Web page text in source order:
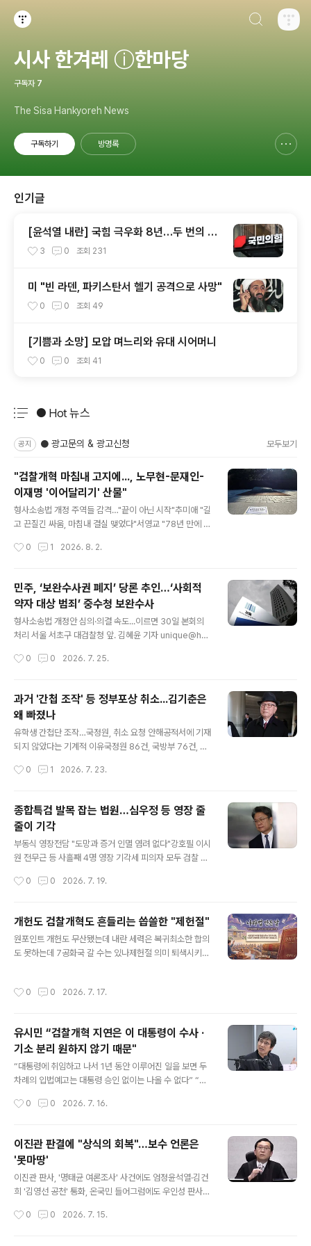
시사 한겨레 ⓘ한마당
구독자 7
The Sisa Hankyoreh News
구독하기 방명록
인기글
[윤석열 내란] 국힘 극우화 8년…두 번의 총
선 참패와 윤석열이 ‘폭주 기폭제’
3 0 조회 231
미 "빈 라덴, 파키스탄서 헬기 공격으로 사망"
0 0 조회 49
[기쁨과 소망] 모압 며느리와 유대 시어머니
0 0 조회 41
● Hot 뉴스
공지 ● 광고문의 & 광고신청 모두보기
"검찰개혁 마침내 고지에..., 노무현-문재인-
이재명 '이어달리기' 산물"
형사소송법 개정 주역들 감격…"끝이 아닌 시작"추미애 "길
고 끈질긴 싸움, 마침내 결실 맺었다"서영교 "78년 만에 새
의 종말 선언"김용민, 봉하마을 노무현 묘역 찾아 "숙제 끝
의위원회 등 한 발짝 더 나갈 것"민주, 후속 조치 포함 3일
'대국민 보고회' 예정 더불어민주당 김용민 의원이 1일 경
남 김해시 봉하마을 노무현 전 대통령 묘역 앞에 놓은 형사
소송법 개정안. 사진=김 의원 페이스북 혁명보다 어렵다는
찰개혁이 단계적 입법 과정을 밟아 마침내 검사의 수사권
0 1 2026. 8. 2.
민주, ‘보완수사권 폐지’ 당론 추인…‘사회적
약자 대상 범죄’ 중수청 보완수사
형사소송법 개정안 심의·의결 속도...이르면 30일 본회의
처리 서울 서초구 대검찰청 앞. 김혜윤 기자 unique@han
완수사권 폐지를 뼈대로 하는 형사소송법 개정안을 당론으
를 열어 이렇게 결정했다고 이주희 원내대변인이 기자들을
만나 전했다. 개정안에는 검사의 보완수사권을 폐지하는
등 직접 수사 금지 원칙이 포함된다. 피해자 보호 수단 강
화, 수사기관 견제 강화책도 담긴다. 사회적 약자를 대상으
로 하는 7대 범죄에 대해서는 개별법상 검찰 송치를 사실
죄에 한해서만 경찰이 수사한 뒤 검찰에..
0 0 2026. 7. 25.
과거 '간첩 조작' 등 정부포상 취소...김기춘은
왜 빠졌나
유학생 간첩단 조작…국정원, 취소 요청 안해공적서에 기재
되지 않았다는 기계적 이유국정원 86건, 국방부 76건, 경
종철 고문치사 강민창·박처원·이근안 취소경찰청 남민전
교육 관련자 진행 중 1975년 11월 22일 '재일교포 유학생
간첩사건'에 대해 언론에 직접 브리핑을 하는 김기춘 당시
중앙정보부 공안수사국장. 이 사건으로 간첩으로 몰렸던
유학생들은 40여년 만에야 재심을 통해 무죄를 선고 받는
다. 유신시대 대표적인 용공조작 사건이다. ⓒ 뉴스타파 김
일동포 유학생 간첩단 사건' 수사 결과를 발표했다. 유신 정
0 1 2026. 7. 23.
종합특검 발목 잡는 법원…심우정 등 영장 줄
줄이 기각
부동식 영장전담 "도망과 증거 인멸 염려 없다"강호필 이시
원 전무근 등 사흘째 4명 영장 기각세 피의자 모두 검찰 출
검사 파견 검토"종합특검 청구한 17명 중 6명 구속, 11명
때 만난 듯 "수사 기한 연장 명분 퇴색" 12·3 비상계엄 내
란 가담 및 즉시항고 포기 관련 직권남용 의혹을 받는 심우
정 전 검찰총장이 16일 구속 전 피의자 심문(영장실질심
사)을 받고 서울중앙지법을 나서고 있다. 2026.7.16 연합
연속 종합특검이 청구한 구속영장이 줄줄이 법원 문턱을
0 0 2026. 7. 19.
개헌도 검찰개혁도 흔들리는 씁쓸한 "제헌절"
원포인트 개헌도 무산됐는데 내란 세력은 복귀최소한 합의
도 못하는데 7공화국 갈 수는 있나제헌절 의미 퇴색시키는
일 서울 광화문스퀘어 대형 전광판에서 대한민국 헌법을
새기는 제헌절이 18년 만에 공휴일로 부활했지만, 2026
년 7월 17일 마주한 현실은 국경일이라는 단어에 담긴 '경
축'의 의미를 찾기 어려워 보인다. 헌정질서와 민주주의를
파괴한 12·3 내란을 극복하고 시민의 손으로 국민주권정
의 가장 중요한 과제로 꼽혔..
0 0 2026. 7. 17.
유시민 “검찰개혁 지연은 이 대통령이 수사 ·
기소 분리 원하지 않기 때문"
“대통령에 취임하고 나서 1년 동안 이루어진 일을 보면 두
차례의 입법예고는 대통령 승인 없이는 나올 수 없다” “대
도 보완수사권이란 이름으로 검찰에 수사권 남기는 걸 본
민 작가가 15일 “검찰개혁이 1년 넘도록 이루어지지 않은
이유는 이재명 대통령이 수사·기소 완전 분리를 원하지 않
기 때문”이라고 말했다. 유 작가는 이날 유튜브 채널 에서
“이 대통령이 원치 않는다고 확신하는 사람들이 미디어 공
론장에서도 보완수사권이란 이름으로 검찰에 수사권을 남
작가는 “이 대통령이 수사·기소 완전 분리 공약을 2022
0 0 2026. 7. 16.
이진관 판결에 "상식의 회복"…보수 언론은
'못마땅'
이진관 판사, '명태균 여론조사' 사건에도 엄정윤석열·김건
희 '김영선 공천' 통화, 온국민 들어그럼에도 우인성 판사는
결정" 무죄상식 부합하는 판결에 목말라…이진관이 '해
0 0 2026. 7. 15.